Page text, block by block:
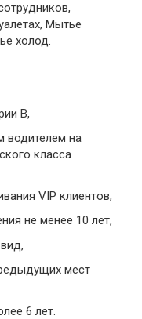
Мытье
холод.
B,
водителем на
класса
VIP клиентов,
не менее 10 лет,
мест
6 лет.